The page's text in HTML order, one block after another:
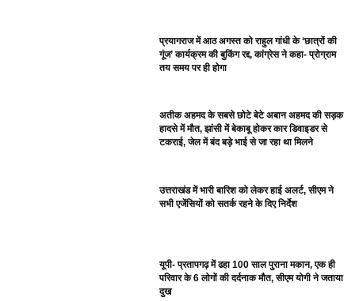
प्रयागराज में आठ अगस्त को राहुल गांधी के ‘छात्रों की
गूंज’ कार्यक्रम की बुकिंग रद्द, कांग्रेस ने कहा- प्रोग्राम
तय समय पर ही होगा
अतीक अहमद के सबसे छोटे बेटे अबान अहमद की सड़क
हादसे में मौत, झांसी में बेकाबू होकर कार डिवाइडर से
टकराई, जेल में बंद बड़े भाई से जा रहा था मिलने
उत्तराखंड में भारी बारिश को लेकर हाई अलर्ट, सीएम ने
सभी एजेंसियों को सतर्क रहने के दिए निर्देश
यूपी- प्रतापगढ़ में ढहा 100 साल पुराना मकान, एक ही
परिवार के 6 लोगों की दर्दनाक मौत, सीएम योगी ने जताया
दुख